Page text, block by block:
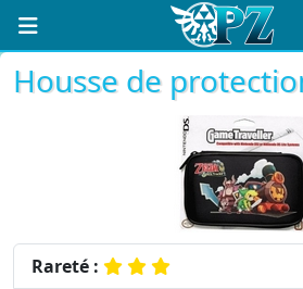
Housse de
Rareté :